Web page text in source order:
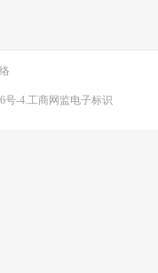
号-4.工商网监电子标识